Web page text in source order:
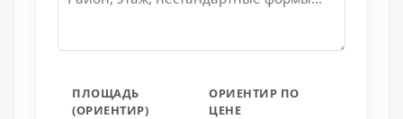
ПЛОЩАДЬ
(ОРИЕНТИР)
ОРИЕНТИР ПО
ЦЕНЕ